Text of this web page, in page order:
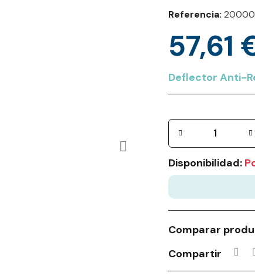
Referencia
57,61
Deflector Anti-
Disponibilidad:
Comparar
Compartir